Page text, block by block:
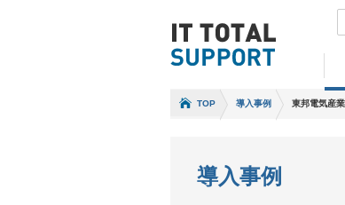
TOP 導入事例 東邦電気産
導入事例